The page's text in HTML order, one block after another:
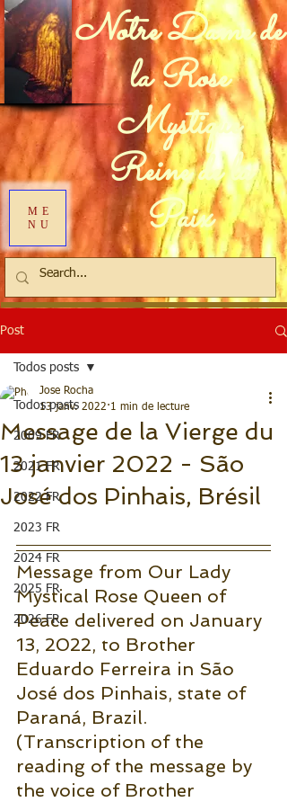
ME
NU
Notre Dame de
la Rose
Mystique
Reine de la
Paix
Post
Todos posts
2009 FR
2021 FR
2022 FR
2023 FR
2024 FR
2025 FR
2026 FR
Todos posts
Message de la Vierge du
13 janvier 2022 - São
José dos Pinhais, Brésil
Jose Rocha
13 janv. 2022 1 min de lecture
Message from Our Lady
Mystical Rose Queen of
Peace delivered on January
13, 2022, to Brother
Eduardo Ferreira in São
José dos Pinhais, state of
Paraná, Brazil.
(Transcription of the
reading of the message by
the voice of Brother